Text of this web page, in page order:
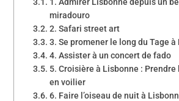
miradouro
2. Safari street art
3. Se promener le long du Tage à
4. Assister à un concert de fado
5. Croisière à Lisbonne :
en voilier
6. Faire l’oiseau de nuit à